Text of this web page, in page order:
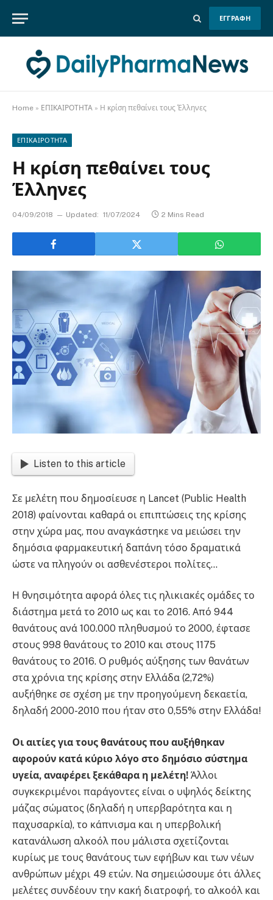
ΕΓΓΡΑΦΗ
Home » ΕΠΙΚΑΙΡΟΤΗΤΑ » Η κρίση πεθαίνει τους Έλληνες
ΕΠΙΚΑΙΡΟΤΗΤΑ
Η κρίση πεθαίνει τους
Έλληνες
04/09/2018 Updated: 11/07/2024 2 Mins Read
Listen to this article
Σε μελέτη που δημοσίευσε η Lancet (Public Health
2018) φαίνονται καθαρά οι επιπτώσεις της κρίσης
στην χώρα μας, που αναγκάστηκε να μειώσει την
δημόσια φαρμακευτική δαπάνη τόσο δραματικά
ώστε να πληγούν οι ασθενέστεροι πολίτες…
Η θνησιμότητα αφορά όλες τις ηλικιακές ομάδες το
διάστημα μετά το 2010 ως και το 2016. Από 944
θανάτους ανά 100.000 πληθυσμού το 2000, έφτασε
στους 998 θανάτους το 2010 και στους 1175
θανάτους το 2016. Ο ρυθμός αύξησης των θανάτων
στα χρόνια της κρίσης στην Ελλάδα (2,72%)
αυξήθηκε σε σχέση με την προηγούμενη δεκαετία,
δηλαδή 2000-2010 που ήταν στο 0,55% στην Ελλάδα!
Οι αιτίες για τους θανάτους που αυξήθηκαν
αφορούν κατά κύριο λόγο στο δημόσιο σύστημα
υγεία, αναφέρει ξεκάθαρα η μελέτη! Άλλοι
συγκεκριμένοι παράγοντες είναι ο υψηλός δείκτης
μάζας σώματος (δηλαδή η υπερβαρότητα και η
παχυσαρκία), το κάπνισμα και η υπερβολική
κατανάλωση αλκοόλ που μάλιστα σχετίζονται
κυρίως με τους θανάτους των εφήβων και των νέων
ανθρώπων μέχρι 49 ετών. Να σημειώσουμε ότι άλλες
μελέτες συνδέουν την κακή διατροφή, το αλκοόλ και